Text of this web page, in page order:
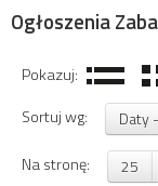
Ogłoszenia
Pokazuj:
Sortuj wg:
Daty
Na stronę: 25